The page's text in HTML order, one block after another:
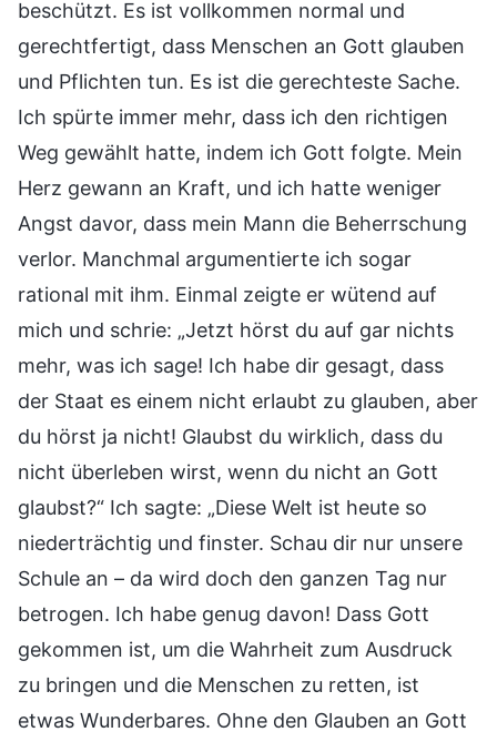
beschützt. Es ist vollkommen normal und
gerechtfertigt, dass Menschen an Gott glauben
und Pflichten tun. Es ist die gerechteste Sache.
Ich spürte immer mehr, dass ich den richtigen
Weg gewählt hatte, indem ich Gott folgte. Mein
Herz gewann an Kraft, und ich hatte weniger
Angst davor, dass mein Mann die Beherrschung
verlor. Manchmal argumentierte ich sogar
rational mit ihm. Einmal zeigte er wütend auf
mich und schrie: „Jetzt hörst du auf gar nichts
mehr, was ich sage! Ich habe dir gesagt, dass
der Staat es einem nicht erlaubt zu glauben, aber
du hörst ja nicht! Glaubst du wirklich, dass du
nicht überleben wirst, wenn du nicht an Gott
glaubst?“ Ich sagte: „Diese Welt ist heute so
niederträchtig und finster. Schau dir nur unsere
Schule an – da wird doch den ganzen Tag nur
betrogen. Ich habe genug davon! Dass Gott
gekommen ist, um die Wahrheit zum Ausdruck
zu bringen und die Menschen zu retten, ist
etwas Wunderbares. Ohne den Glauben an Gott